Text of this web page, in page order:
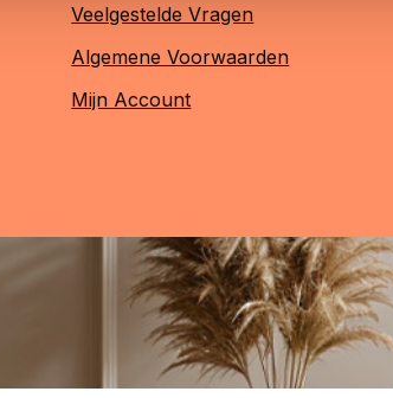
Veelgestelde Vragen
Algemene Voorwaarden
Mijn Account